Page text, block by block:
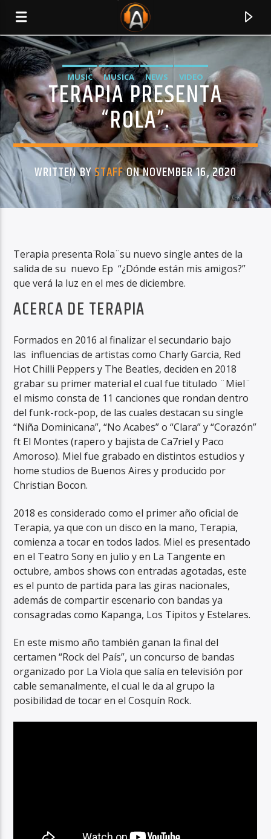
TITLE
ARTIST
RadioAlternativo Live
MUSIC MUSICA NEWS VIDEO
TERAPIA PRESENTA
“ROLA”.
WRITTEN BYSTAFFON NOVEMBER 16, 2020
Terapia presenta ̈Rola ̈ su nuevo single antes de la
salida de su nuevo Ep “¿Dónde están mis amigos?”
que verá la luz en el mes de diciembre.
ACERCA DE TERAPIA
Formados en 2016 al finalizar el secundario bajo
las influencias de artistas como Charly Garcia, Red
Hot Chilli Peppers y The Beatles, deciden en 2018
grabar su primer material el cual fue titulado ¨Miel¨
el mismo consta de 11 canciones que rondan dentro
del funk-rock-pop, de las cuales destacan su single
“Niña Dominicana”, “No Acabes” o “Clara” y “Corazón”
ft El Montes (rapero y bajista de Ca7riel y Paco
Amoroso). Miel fue grabado en distintos estudios y
home studios de Buenos Aires y producido por
Christian Bocon.
2018 es considerado como el primer año oficial de
Terapia, ya que con un disco en la mano, Terapia,
comienza a tocar en todos lados. Miel es presentado
en el Teatro Sony en julio y en La Tangente en
octubre, ambos shows con entradas agotadas, este
es el punto de partida para las giras nacionales,
además de compartir escenario con bandas ya
consagradas como Kapanga, Los Tipitos y Estelares.
En este mismo año también ganan la final del
certamen “Rock del País”, un concurso de bandas
organizado por La Viola que salía en televisión por
cable semanalmente, el cual le da al grupo la
posibilidad de tocar en el Cosquín Rock.